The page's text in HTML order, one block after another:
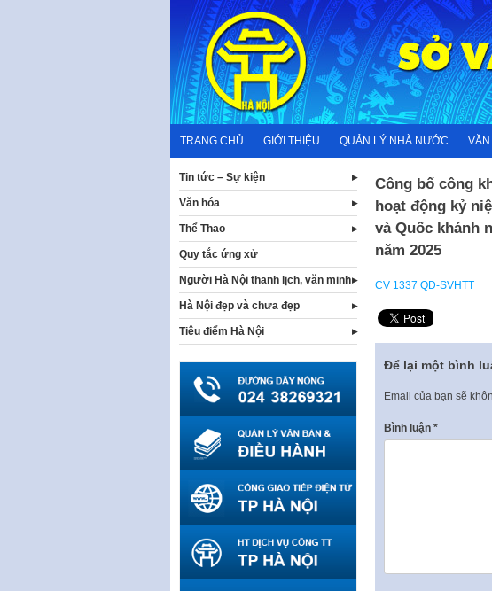
content
TRANG CHỦ GIỚI THIỆU QUẢN LÝ NHÀ NƯỚC VĂN
Công bố công
hoạt động kỷ
và Quốc khánh
năm 2025
CV 1337 QD-SVHTT
Để lại một bình
Email của bạn sẽ
Bình luận *
Tin tức – Sự kiện
Văn hóa
Thể Thao
Quy tắc ứng xử
Người Hà Nội thanh lịch, văn minh
Hà Nội đẹp và chưa đẹp
Tiêu điểm Hà Nội